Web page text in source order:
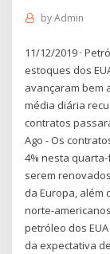
byAdmin
11/12/2019 ·
estoques dos
avançaram bem
média diária
contratos
Ago - Os
4% nesta
serem
da Europa, além
norte-
petróleo dos
da expectativa